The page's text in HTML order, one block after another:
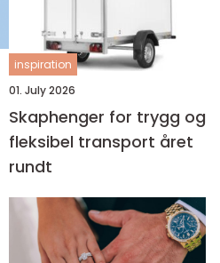
inspiration
01. July 2026
Skaphenger for trygg og
fleksibel transport året
rundt